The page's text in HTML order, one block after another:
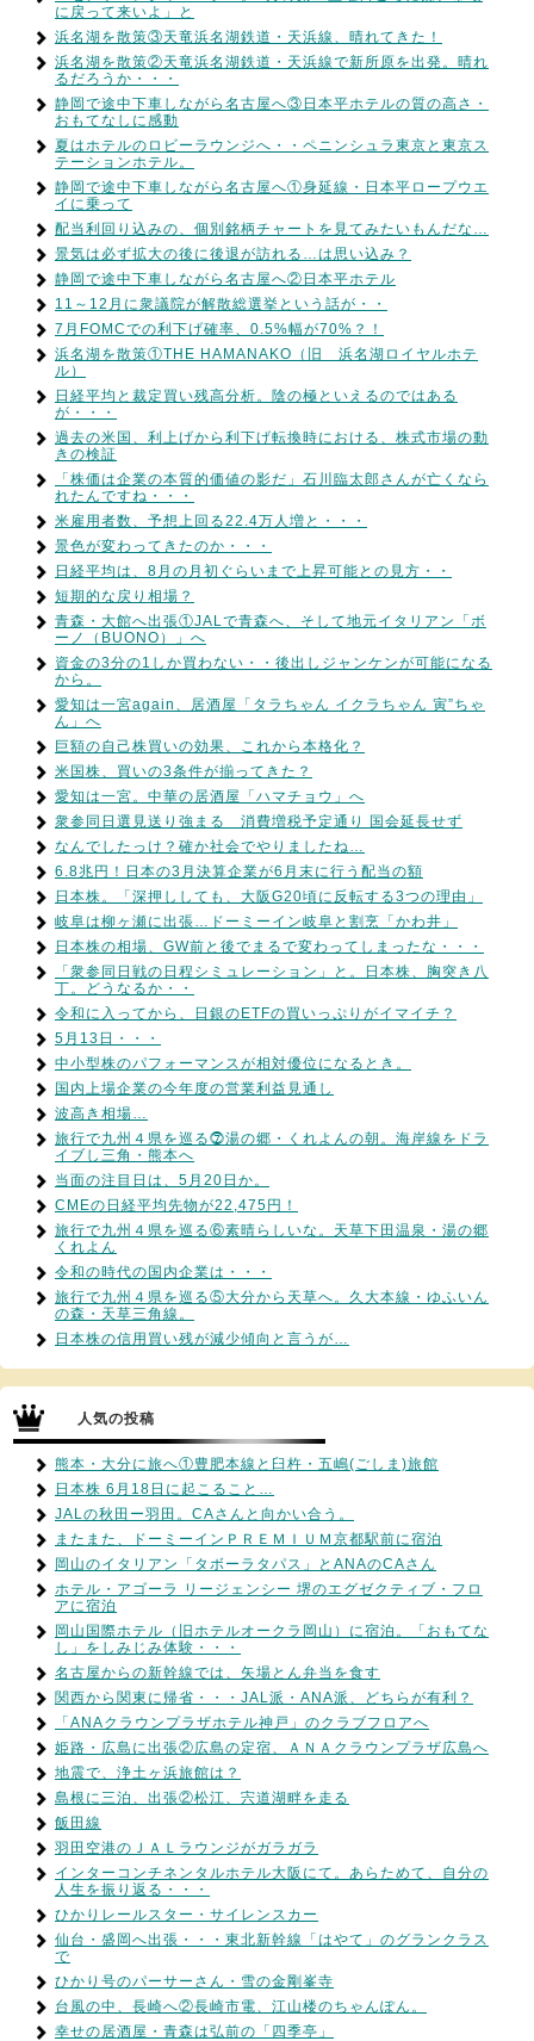
に戻って来いよ」と
浜名湖を散策③天竜浜名湖鉄道・天浜線、晴れてきた！
浜名湖を散策②天竜浜名湖鉄道・天浜線で新所原を出発。晴れ
るだろうか・・・
静岡で途中下車しながら名古屋へ③日本平ホテルの質の高さ・
おもてなしに感動
夏はホテルのロビーラウンジへ・・ペニンシュラ東京と東京ス
テーションホテル。
静岡で途中下車しながら名古屋へ①身延線・日本平ロープウエ
イに乗って
配当利回り込みの、個別銘柄チャートを見てみたいもんだな…
景気は必ず拡大の後に後退が訪れる…は思い込み？
静岡で途中下車しながら名古屋へ②日本平ホテル
11～12月に衆議院が解散総選挙という話が・・
7月FOMCでの利下げ確率、0.5%幅が70%？！
浜名湖を散策①THE HAMANAKO（旧 浜名湖ロイヤルホテ
ル）
日経平均と裁定買い残高分析。陰の極といえるのではある
が・・・
過去の米国、利上げから利下げ転換時における、株式市場の動
きの検証
「株価は企業の本質的価値の影だ」石川臨太郎さんが亡くなら
れたんですね・・・
米雇用者数、予想上回る22.4万人増と・・・
景色が変わってきたのか・・・
日経平均は、8月の月初ぐらいまで上昇可能との見方・・
短期的な戻り相場？
青森・大館へ出張①JALで青森へ、そして地元イタリアン「ボ
ーノ（BUONO）」へ
資金の3分の1しか買わない・・後出しジャンケンが可能になる
から。
愛知は一宮again、居酒屋「タラちゃん イクラちゃん 寅”ちゃ
ん」へ
巨額の自己株買いの効果、これから本格化？
米国株、買いの3条件が揃ってきた？
愛知は一宮。中華の居酒屋「ハマチョウ」へ
衆参同日選見送り強まる 消費増税予定通り 国会延長せず
なんでしたっけ？確か社会でやりましたね…
6.8兆円！日本の3月決算企業が6月末に行う配当の額
日本株。「深押ししても、大阪G20頃に反転する3つの理由」
岐阜は柳ヶ瀬に出張…ドーミーイン岐阜と割烹「かわ井」
日本株の相場、GW前と後でまるで変わってしまったな・・・
「衆参同日戦の日程シミュレーション」と。日本株、胸突き八
丁。どうなるか・・
令和に入ってから、日銀のETFの買いっぷりがイマイチ？
5月13日・・・
中小型株のパフォーマンスが相対優位になるとき。
国内上場企業の今年度の営業利益見通し
波高き相場…
旅行で九州４県を巡る⓻湯の郷・くれよんの朝。海岸線をドラ
イブし三角・熊本へ
当面の注目日は、5月20日か。
CMEの日経平均先物が22,475円！
旅行で九州４県を巡る⑥素晴らしいな。天草下田温泉・湯の郷
くれよん
令和の時代の国内企業は・・・
旅行で九州４県を巡る⑤大分から天草へ。久大本線・ゆふいん
の森・天草三角線。
日本株の信用買い残が減少傾向と言うが…
人気の投稿
熊本・大分に旅へ①豊肥本線と臼杵・五嶋(ごしま)旅館
日本株 6月18日に起こること…
JALの秋田ー羽田。CAさんと向かい合う。
またまた、ドーミーインＰＲＥＭＩＵＭ京都駅前に宿泊
岡山のイタリアン「タボーラタパス」とANAのCAさん
ホテル・アゴーラ リージェンシー 堺のエグゼクティブ・フロ
アに宿泊
岡山国際ホテル（旧ホテルオークラ岡山）に宿泊。「おもてな
し」をしみじみ体験・・・
名古屋からの新幹線では、矢場とん弁当を食す
関西から関東に帰省・・・JAL派・ANA派、どちらが有利？
「ANAクラウンプラザホテル神戸」のクラブフロアへ
姫路・広島に出張②広島の定宿、ＡＮＡクラウンプラザ広島へ
地震で、浄土ヶ浜旅館は？
島根に三泊、出張②松江、宍道湖畔を走る
飯田線
羽田空港のＪＡＬラウンジがガラガラ
インターコンチネンタルホテル大阪にて。あらためて、自分の
人生を振り返る・・・
ひかりレールスター・サイレンスカー
仙台・盛岡へ出張・・・東北新幹線「はやて」のグランクラス
で
ひかり号のパーサーさん・雪の金剛峯寺
台風の中、長崎へ②長崎市電、江山楼のちゃんぽん。
幸せの居酒屋・青森は弘前の「四季亭」